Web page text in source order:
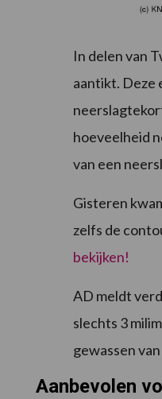
In delen van
aantikt. Deze
hoeveelheid
van een
Gisteren
zelfs de
bekijken!
AD meldt
slechts 3
gewassen
Aanbevolen